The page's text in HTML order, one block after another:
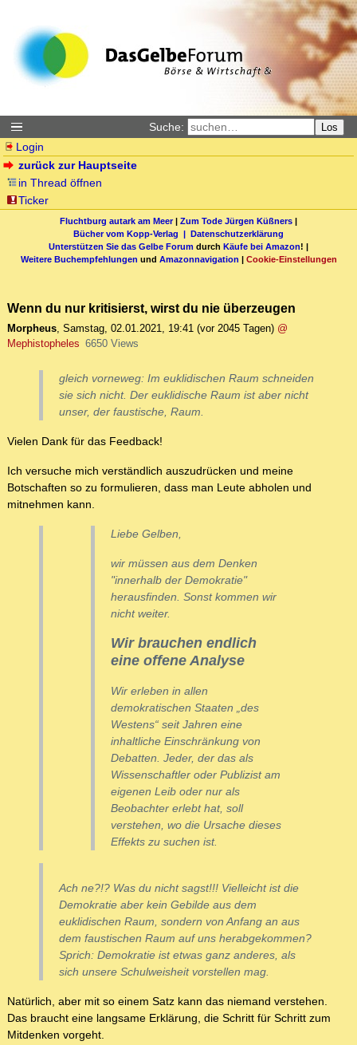
Suche: Los
Login
zurück zur Hauptseite
in Thread öffnen
Ticker
Fluchtburg autark am Meer| Zum Tode Jürgen Küßners |
Bücher vom Kopp-Verlag | Datenschutzerklärung
Unterstützen Sie das Gelbe Forum durch Käufe bei Amazon! |
Weitere Buchempfehlungen und Amazonnavigation | Cookie-Einstellungen
Wenn du nur kritisierst, wirst du nie überzeugen
Morpheus, Samstag, 02.01.2021, 19:41 (vor 2045 Tagen) @
Mephistopheles 6650 Views
gleich vorneweg: Im euklidischen Raum schneiden
sie sich nicht. Der euklidische Raum ist aber nicht
unser, der faustische, Raum.
Vielen Dank für das Feedback!
Ich versuche mich verständlich auszudrücken und meine
Botschaften so zu formulieren, dass man Leute abholen und
mitnehmen kann.
Liebe Gelben,
wir müssen aus dem Denken
"innerhalb der Demokratie"
herausfinden. Sonst kommen wir
nicht weiter.
Wir brauchen endlich
eine offene Analyse
Wir erleben in allen
demokratischen Staaten „des
Westens“ seit Jahren eine
inhaltliche Einschränkung von
Debatten. Jeder, der das als
Wissenschaftler oder Publizist am
eigenen Leib oder nur als
Beobachter erlebt hat, soll
verstehen, wo die Ursache dieses
Effekts zu suchen ist.
Ach ne?!? Was du nicht sagst!!! Vielleicht ist die
Demokratie aber kein Gebilde aus dem
euklidischen Raum, sondern von Anfang an aus
dem faustischen Raum auf uns herabgekommen?
Sprich: Demokratie ist etwas ganz anderes, als
sich unsere Schulweisheit vorstellen mag.
Natürlich, aber mit so einem Satz kann das niemand verstehen.
Das braucht eine langsame Erklärung, die Schritt für Schritt zum
Mitdenken vorgeht.